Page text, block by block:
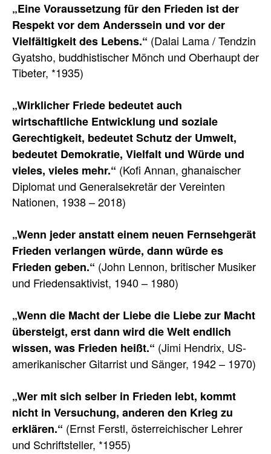
„Eine Voraussetzung für den Frieden ist der
Respekt vor dem Anderssein und vor der
Vielfältigkeit des Lebens.“ (Dalai Lama / Tendzin
Gyatsho, buddhistischer Mönch und Oberhaupt der
Tibeter, *1935)
„Wirklicher Friede bedeutet auch
wirtschaftliche Entwicklung und soziale
Gerechtigkeit, bedeutet Schutz der Umwelt,
bedeutet Demokratie, Vielfalt und Würde und
vieles, vieles mehr.“ (Kofi Annan, ghanaischer
Diplomat und Generalsekretär der Vereinten
Nationen, 1938 – 2018)
„Wenn jeder anstatt einem neuen Fernsehgerät
Frieden verlangen würde, dann würde es
Frieden geben.“ (John Lennon, britischer Musiker
und Friedensaktivist, 1940 – 1980)
„Wenn die Macht der Liebe die Liebe zur Macht
übersteigt, erst dann wird die Welt endlich
wissen, was Frieden heißt.“ (Jimi Hendrix, US-
amerikanischer Gitarrist und Sänger, 1942 – 1970)
„Wer mit sich selber in Frieden lebt, kommt
nicht in Versuchung, anderen den Krieg zu
erklären.“ (Ernst Ferstl, österreichischer Lehrer
und Schriftsteller, *1955)